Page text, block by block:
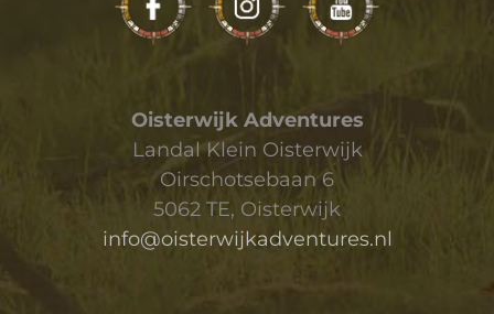
Oisterwijk Adventures
Landal Klein Oisterwijk
Oirschotsebaan 6
5062 TE, Oisterwijk
info@oisterwijkadventures.nl